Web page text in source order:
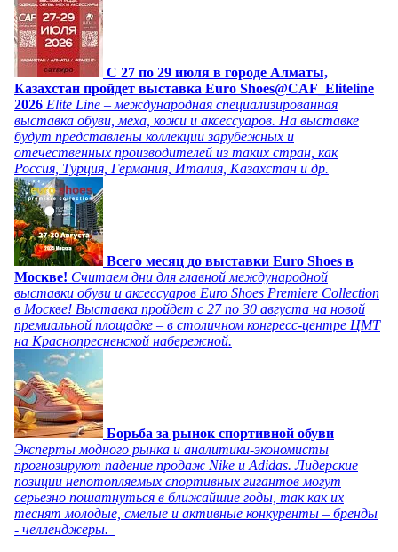
C 27 по 29 июля в городе Алматы,
Казахстан пройдет выставка Euro Shoes@CAF_Eliteline
2026 Elite Line – международная специализированная
выставка обуви, меха, кожи и аксессуаров. На выставке
будут представлены коллекции зарубежных и
отечественных производителей из таких стран, как
Россия, Турция, Германия, Италия, Казахстан и др.
Всего месяц до выставки Euro Shoes в
Москве! Считаем дни для главной международной
выставки обуви и аксессуаров Euro Shoes Premiere Collection
в Москве! Выставка пройдет с 27 по 30 августа на новой
премиальной площадке – в столичном конгресс-центре ЦМТ
на Краснопресненской набережной.
Борьба за рынок спортивной обуви
Эксперты модного рынка и аналитики-экономисты
прогнозируют падение продаж Nike и Adidas. Лидерские
позиции непотопляемых спортивных гигантов могут
серьезно пошатнуться в ближайшие годы, так как их
теснят молодые, смелые и активные конкуренты – бренды
- челленджеры.